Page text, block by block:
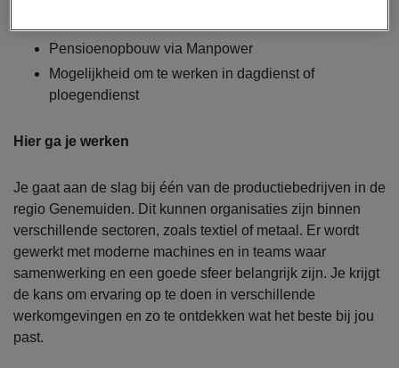
Pensioenopbouw via Manpower
Mogelijkheid om te werken in dagdienst of
ploegendienst
Hier ga je werken
Je gaat aan de slag bij één van de productiebedrijven in de
regio Genemuiden. Dit kunnen organisaties zijn binnen
verschillende sectoren, zoals textiel of metaal. Er wordt
gewerkt met moderne machines en in teams waar
samenwerking en een goede sfeer belangrijk zijn. Je krijgt
de kans om ervaring op te doen in verschillende
werkomgevingen en zo te ontdekken wat het beste bij jou
past.